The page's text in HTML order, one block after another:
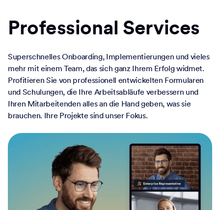
Professional Services
Superschnelles Onboarding, Implementierungen und vieles
mehr mit einem Team, das sich ganz Ihrem Erfolg widmet.
Profitieren Sie von professionell entwickelten Formularen
und Schulungen, die Ihre Arbeitsabläufe verbessern und
Ihren Mitarbeitenden alles an die Hand geben, was sie
brauchen. Ihre Projekte sind unser Fokus.